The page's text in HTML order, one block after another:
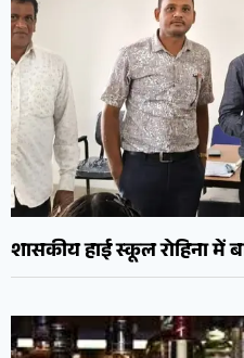
शासकीय हाई स्कूल रोहिना में